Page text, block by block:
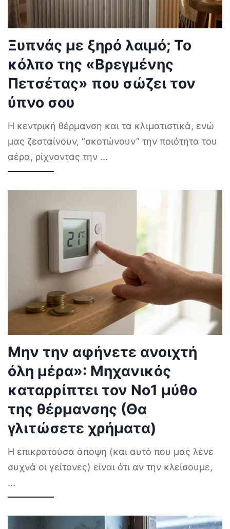
Ξυπνάς με ξηρό λαιμό; Το
κόλπο της «Βρεγμένης
Πετσέτας» που σώζει τον
ύπνο σου
Η κεντρική θέρμανση και τα κλιματιστικά, ενώ
μας ζεσταίνουν, “σκοτώνουν” την ποιότητα του
αέρα, ρίχνοντας την ...
Μην την αφήνετε ανοιχτή
όλη μέρα»: Μηχανικός
καταρρίπτει τον Νο1 μύθο
της θέρμανσης (Θα
γλιτώσετε χρήματα)
Η επικρατούσα άποψη (και αυτό που μας λένε
συχνά οι γείτονες) είναι ότι αν την κλείσουμε,
...